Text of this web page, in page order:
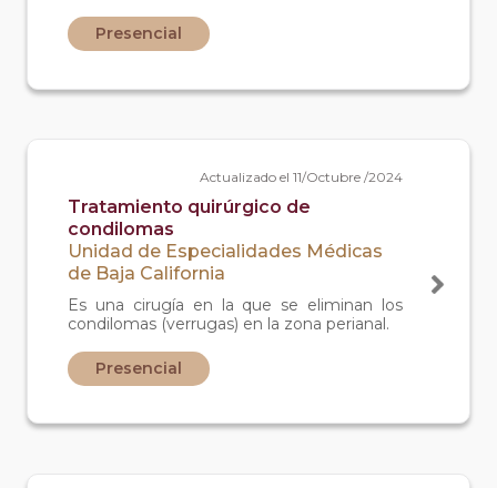
Presencial
Actualizado el 11/Octubre /2024
Tratamiento quirúrgico de
condilomas
Unidad de Especialidades Médicas
de Baja California
Es una cirugía en la que se eliminan los
condilomas (verrugas) en la zona perianal.
Presencial